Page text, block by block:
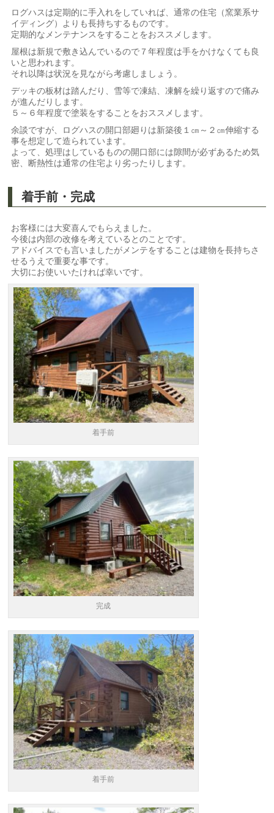
ログハスは定期的に手入れをしていれば、通常の住宅（窯業系サ
イディング）よりも長持ちするものです。
定期的なメンテナンスをすることをおススメします。
屋根は新規で敷き込んでいるので７年程度は手をかけなくても良
いと思われます。
それ以降は状況を見ながら考慮しましょう。
デッキの板材は踏んだり、雪等で凍結、凍解を繰り返すので痛み
が進んだりします。
５～６年程度で塗装をすることをおススメします。
余談ですが、ログハスの開口部廻りは新築後１㎝～２㎝伸縮する
事を想定して造られています。
よって、処理はしているものの開口部には隙間が必ずあるため気
密、断熱性は通常の住宅より劣ったりします。
着手前・完成
お客様には大変喜んでもらえました。
今後は内部の改修を考えているとのことです。
アドバイスでも言いましたがメンテをすることは建物を長持ちさ
せるうえで重要な事です。
大切にお使いいたければ幸いです。
着手前
完成
着手前